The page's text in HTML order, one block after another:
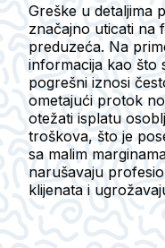
Greške u detaljima
značajno uticati na
preduzeća. Na
informacija kao što
pogrešni iznosi
ometajući protok
otežati isplatu
troškova, što je
sa malim
narušavaju
klijenata i